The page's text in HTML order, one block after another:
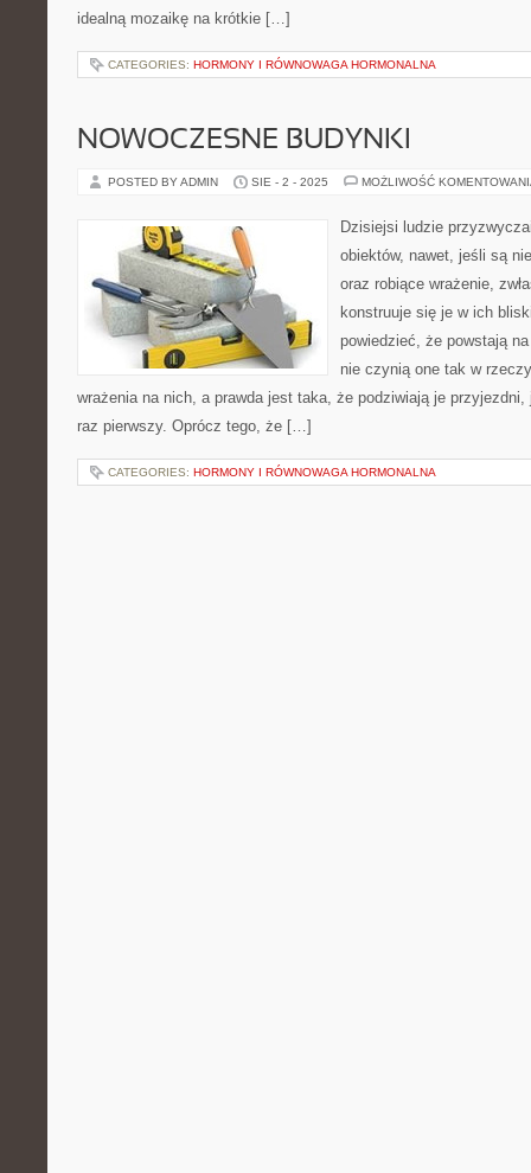
idealną mozaikę na krótkie […]
CATEGORIES: HORMONY I RÓWNOWAGA HORMONALNA
NOWOCZESNE BUDYNKI
POSTED BY ADMIN SIE - 2 - 2025 MOŻLIWOŚĆ
Dzisiejsi ludzie
obiektów, nawet, jeśli są
oraz robiące wrażenie,
konstruuje się je w ich
powiedzieć, że powstają
nie czynią one tak w
wrażenia na nich, a prawda jest taka, że podziwiają je przyjezdni,
raz pierwszy. Oprócz tego, że […]
CATEGORIES: HORMONY I RÓWNOWAGA HORMONALNA